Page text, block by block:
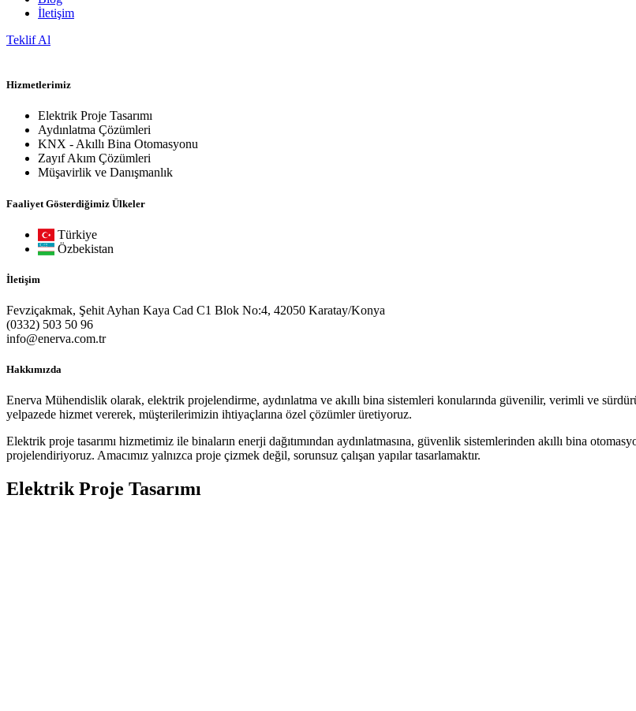
İletişim
Teklif Al
Hizmetlerimiz
Elektrik Proje Tasarımı
Aydınlatma Çözümleri
KNX - Akıllı Bina Otomasyonu
Zayıf Akım Çözümleri
Müşavirlik ve Danışmanlık
Faaliyet Gösterdiğimiz Ülkeler
Türkiye
Özbekistan
İletişim
Fevziçakmak, Şehit Ayhan Kaya Cad C1 Blok No:4, 42050 Karatay/Konya
(0332) 503 50 96
info@enerva.com.tr
Hakkımızda
Enerva Mühendislik olarak, elektrik projelendirme, aydınlatma ve akıllı bina sistemleri konularında güvenilir, verimli ve
yelpazede hizmet vererek, müşterilerimizin ihtiyaçlarına özel çözümler üretiyoruz.
Elektrik proje tasarımı hizmetimiz ile binaların enerji dağıtımından aydınlatmasına, güvenlik sistemlerinden akıllı bina
projelendiriyoruz. Amacımız yalnızca proje çizmek değil, sorunsuz çalışan yapılar tasarlamaktır.
Elektrik Proje Tasarımı